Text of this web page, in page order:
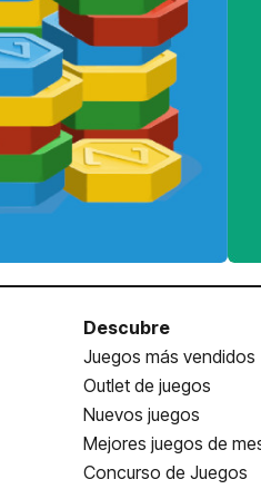
Descubre
Juegos más vendidos
Outlet de juegos
Nuevos juegos
Mejores juegos de
Concurso de Juegos